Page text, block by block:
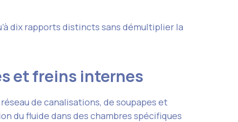
dix rapports distincts sans démultiplier la
et freins internes
de canalisations, de soupapes et
du fluide dans des chambres spécifiques